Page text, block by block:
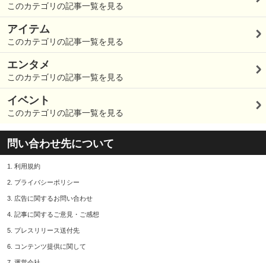
このカテゴリの記事一覧を見る
アイテム
このカテゴリの記事一覧を見る
エンタメ
このカテゴリの記事一覧を見る
イベント
このカテゴリの記事一覧を見る
問い合わせ先について
1. 利用規約
2. プライバシーポリシー
3. 広告に関するお問い合わせ
4. 記事に関するご意見・ご感想
5. プレスリリース送付先
6. コンテンツ提供に関して